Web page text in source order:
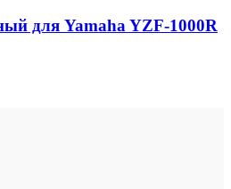
для Yamaha YZF-1000R